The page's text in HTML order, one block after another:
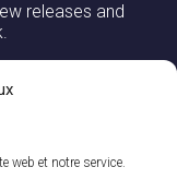
web et notre service.
releases and